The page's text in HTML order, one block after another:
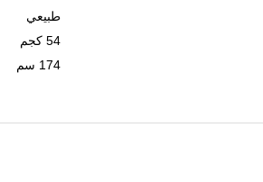
طبيعي
54 كجم
174 سم